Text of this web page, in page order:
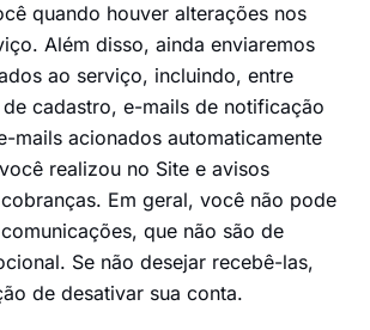
quando houver alterações nos
Além disso, ainda enviaremos
ao serviço, incluindo, entre
cadastro, e-mails de notificação
mails acionados automaticamente
realizou no Site e avisos
Em geral, você não pode
que não são de
Se não desejar recebê-las,
de desativar sua conta.